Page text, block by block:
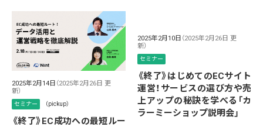
2025年2月14日 （2025年2月26日 更
新）
セミナー （pickup）
《終了》EC成功への最短ルー
2025年2月10日 （2025年2月26日 更
新）
セミナー
《終了》はじめてのECサイト
運営！サービスの選び方や売
上アップの秘訣を学べる「カ
ラーミーショップ説明会」